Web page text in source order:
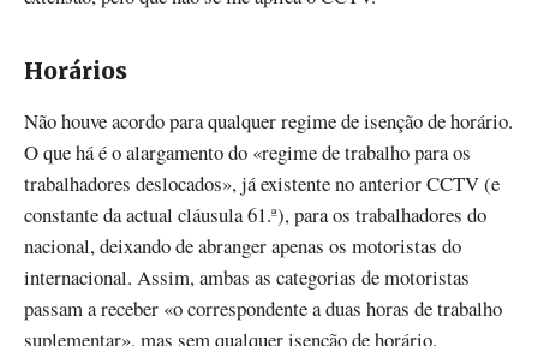
Horários
Não houve acordo para qualquer regime de isenção de horário.
O que há é o alargamento do «regime de trabalho para os
trabalhadores deslocados», já existente no anterior CCTV (e
constante da actual cláusula 61.ª), para os trabalhadores do
nacional, deixando de abranger apenas os motoristas do
internacional. Assim, ambas as categorias de motoristas
passam a receber «o correspondente a duas horas de trabalho
suplementar», mas sem qualquer isenção de horário.